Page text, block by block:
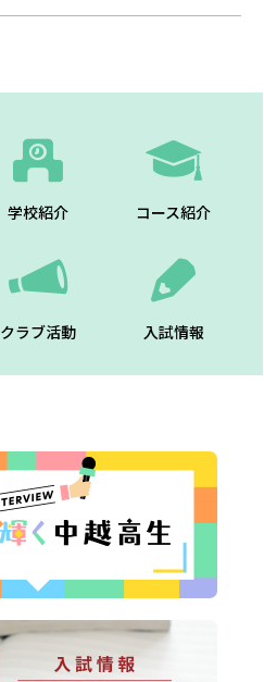
学校紹介 コース紹介
クラブ活動 入試情報